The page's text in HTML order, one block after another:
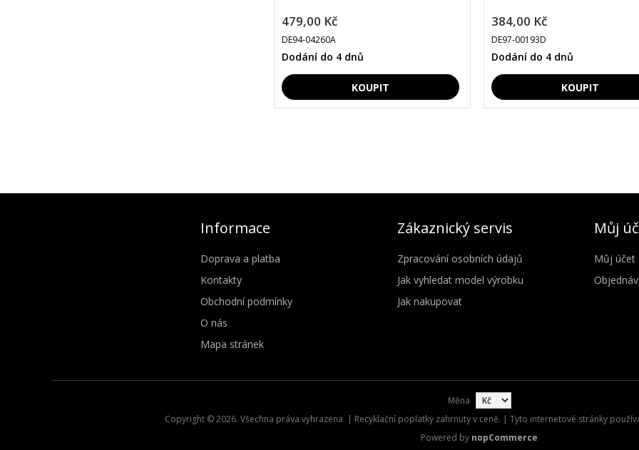
479,00 Kč
DE94-04260A
Dodání do 4 dnů
384,00 Kč
DE97-00193D
Dodání do 4 dnů
Informace
Doprava a platba
Kontakty
Obchodní podmínky
O nás
Mapa stránek
Zákaznický servis
Zpracování osobních údajů
Jak vyhledat model výrobku
Jak nakupovat
Můj
Můj účet
Měna
Copyright © 2026. Všechna práva vyhrazena. | Recyklační poplatky zahrnuty v ceně. | Tyto internetové stránky
Powered by nopCommerce